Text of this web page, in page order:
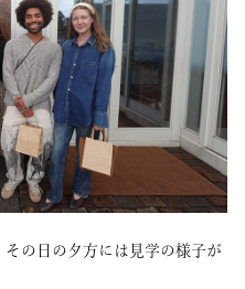
の日の夕方には見学の様子が